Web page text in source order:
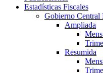
Estadísticas Fiscales
Gobierno Central
Ampliada
Resumida